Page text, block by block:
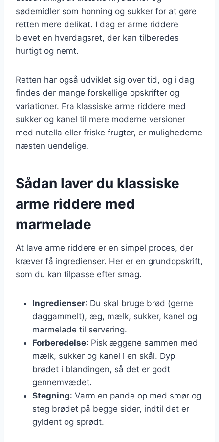
sødemidler som honning og sukker for at gøre
retten mere delikat. I dag er arme riddere
blevet en hverdagsret, der kan tilberedes
hurtigt og nemt.
Retten har også udviklet sig over tid, og i dag
findes der mange forskellige opskrifter og
variationer. Fra klassiske arme riddere med
sukker og kanel til mere moderne versioner
med nutella eller friske frugter, er mulighederne
næsten uendelige.
Sådan laver du klassiske
arme riddere med
marmelade
At lave arme riddere er en simpel proces, der
kræver få ingredienser. Her er en grundopskrift,
som du kan tilpasse efter smag.
Ingredienser: Du skal bruge brød (gerne
daggammelt), æg, mælk, sukker, kanel og
marmelade til servering.
Forberedelse: Pisk æggene sammen med
mælk, sukker og kanel i en skål. Dyp
brødet i blandingen, så det er godt
gennemvædet.
Stegning: Varm en pande op med smør og
steg brødet på begge sider, indtil det er
gyldent og sprødt.